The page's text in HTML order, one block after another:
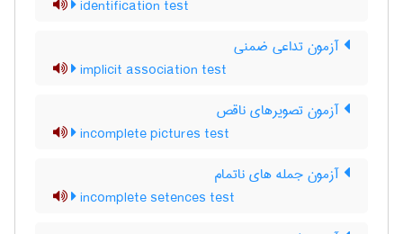
identification test
آزمون تداعی ضمنی
implicit association test
آزمون تصویرهای ناقص
incomplete pictures test
آزمون جمله های ناتمام
incomplete setences test